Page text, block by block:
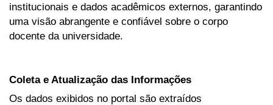
institucionais e dados acadêmicos externos, garantindo
uma visão abrangente e confiável sobre o corpo
docente da universidade.
Coleta e Atualização das Informações
Os dados exibidos no portal são extraídos